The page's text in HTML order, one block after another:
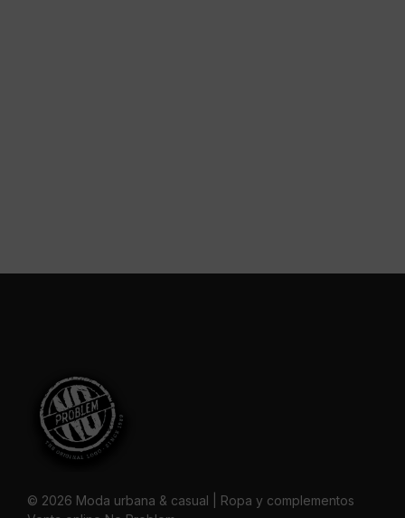
© 2026 Moda urbana & casual | Ropa y complementos